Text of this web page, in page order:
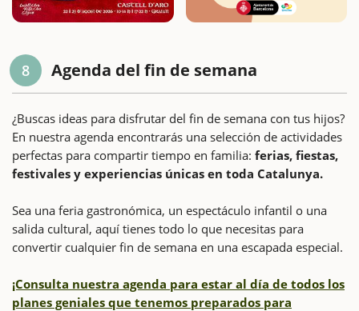
8 Agenda del fin de semana
¿Buscas ideas para disfrutar del fin de semana con tus hijos?
En nuestra agenda encontrarás una selección de actividades
perfectas para compartir tiempo en familia: ferias, fiestas,
festivales y experiencias únicas en toda Catalunya.
Sea una feria gastronómica, un espectáculo infantil o una
salida cultural, aquí tienes todo lo que necesitas para
convertir cualquier fin de semana en una escapada especial.
¡Consulta nuestra agenda para estar al día de todos los
planes geniales que tenemos preparados para